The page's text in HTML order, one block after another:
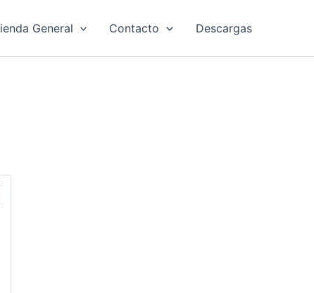
General Contacto Descargas